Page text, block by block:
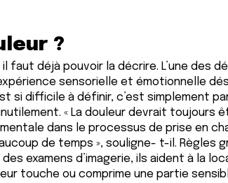
?
il faut déjà pouvoir la décrire. L’une
expérience sensorielle et
si difficile à définir, c’est simplement
« La douleur devrait toujours
dans le processus de prise en
de temps », souligne- t-il.
examens d’imagerie, ils aident à la
touche ou comprime une partie